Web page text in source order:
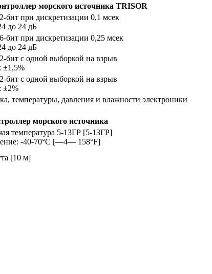
морского источника TRISOR
бит при дискретизации 0,1 мсек
до 24 дБ
бит при дискретизации 0,25 мсек
до 24 дБ
бит с одной выборкой на взрыв
±1,5%
бит с одной выборкой на взрыв
±2%
температуры, давления и влажности электроники
морского источника
температура 5-13ГР [5-13ГР]
-40-70°С [—4— 158°F]
[10 м]